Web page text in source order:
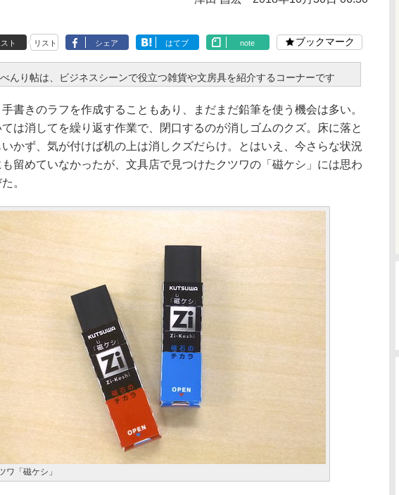
ト リスト シェア はてブ note ブックマーク
んり帖は、ビジネスシーンで役立つ雑貨や文房具を紹介するコーナーです
書きのラフを作成することもあり、まだまだ鉛筆を使う機会は多い。
は消してを繰り返す作業で、閉口するのが消しゴムのクズ。床に落と
かず、気が付けば机の上は消しクズだらけ。とはいえ、今さらな状況
留めていなかったが、文具店で見つけたクツワの「磁ケシ」には思わ
。
ワ「磁ケシ」